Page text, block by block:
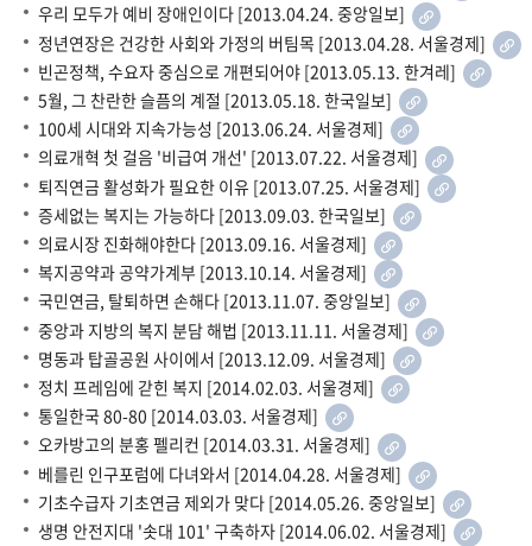
우리 모두가 예비 장애인이다 [2013.04.24. 중앙일보]
정년연장은 건강한 사회와 가정의 버팀목 [2013.04.28. 서울경제]
빈곤정책, 수요자 중심으로 개편되어야 [2013.05.13. 한겨레]
5월, 그 찬란한 슬픔의 계절 [2013.05.18. 한국일보]
100세 시대와 지속가능성 [2013.06.24. 서울경제]
의료개혁 첫 걸음 '비급여 개선' [2013.07.22. 서울경제]
퇴직연금 활성화가 필요한 이유 [2013.07.25. 서울경제]
증세없는 복지는 가능하다 [2013.09.03. 한국일보]
의료시장 진화해야한다 [2013.09.16. 서울경제]
복지공약과 공약가계부 [2013.10.14. 서울경제]
국민연금, 탈퇴하면 손해다 [2013.11.07. 중앙일보]
중앙과 지방의 복지 분담 해법 [2013.11.11. 서울경제]
명동과 탑골공원 사이에서 [2013.12.09. 서울경제]
정치 프레임에 갇힌 복지 [2014.02.03. 서울경제]
통일한국 80-80 [2014.03.03. 서울경제]
오카방고의 분홍 펠리컨 [2014.03.31. 서울경제]
베를린 인구포럼에 다녀와서 [2014.04.28. 서울경제]
기초수급자 기초연금 제외가 맞다 [2014.05.26. 중앙일보]
생명 안전지대 '솟대 101' 구축하자 [2014.06.02. 서울경제]